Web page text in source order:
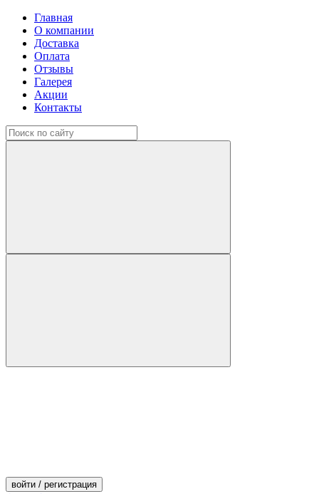
Главная
О компании
Доставка
Оплата
Отзывы
Галерея
Акции
Контакты
войти / регистрация